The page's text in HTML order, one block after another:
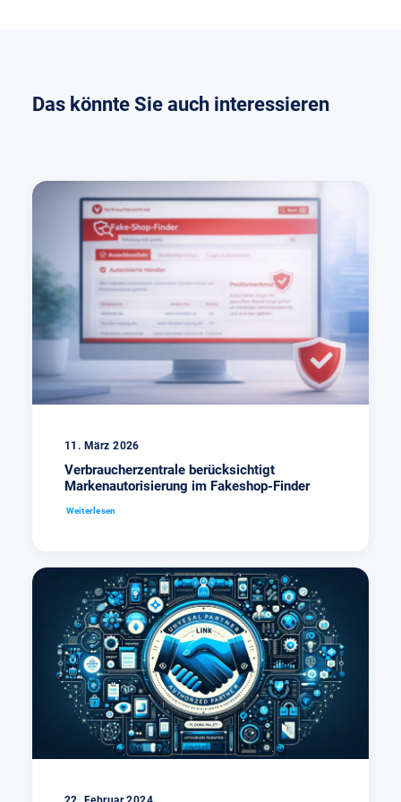
Das könnte Sie auch interessieren
11. März 2026
Verbraucherzentrale berücksichtigt
Markenautorisierung im Fakeshop-Finder
Weiterlesen